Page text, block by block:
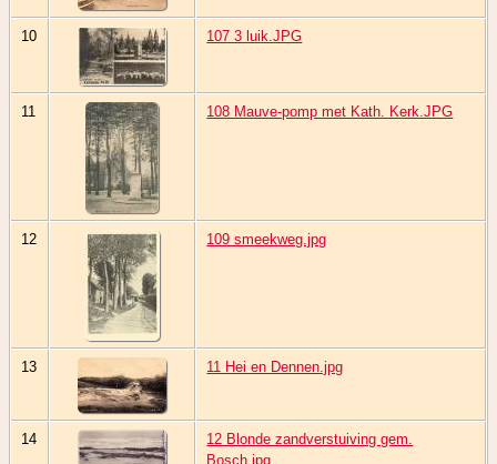
10 107 3 luik.JPG
11 108 Mauve-pomp met Kath. Kerk.JPG
12 109 smeekweg.jpg
13 11 Hei en Dennen.jpg
14
12 Blonde zandverstuiving gem.
Bosch.jpg